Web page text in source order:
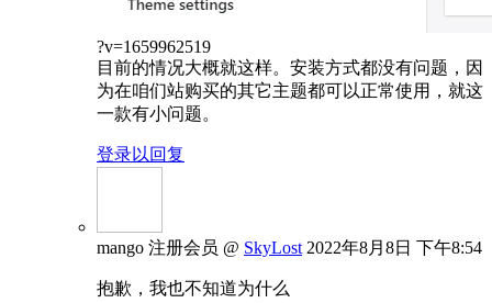
?v=1659962519
目前的情况大概就这样。安装方式都没有问题，因
为在咱们站购买的其它主题都可以正常使用，就这
一款有小问题。
登录以回复
mango 注册会员 @ SkyLost 2022年8月8日 下午8:54
抱歉，我也不知道为什么